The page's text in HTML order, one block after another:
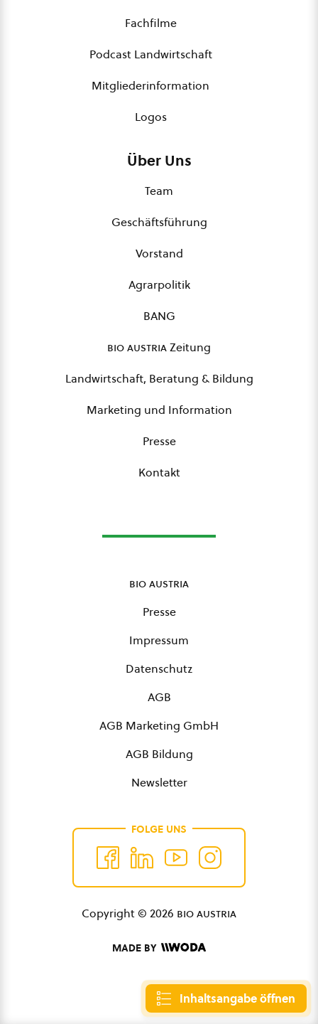
Inhaltsangabe öffnen
Fachfilme
Podcast Landwirtschaft
Mitgliederinformation
Logos
Über Uns
Team
Geschäftsführung
Vorstand
Agrarpolitik
BANG
bio austriaZeitung
Landwirtschaft, Beratung & Bildung
Marketing und Information
Presse
Kontakt
bio austria
Presse
Impressum
Datenschutz
AGB
AGB Marketing GmbH
AGB Bildung
Newsletter
FOLGE UNS
Copyright © 2026 bio austria
MADE BY